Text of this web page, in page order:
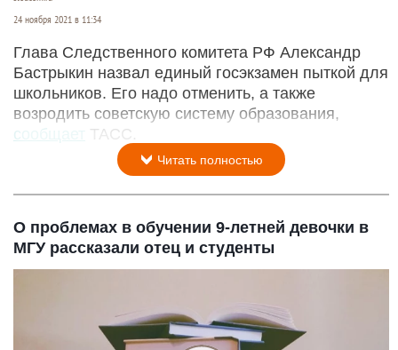
24 ноября 2021 в 11:34
Глава Следственного комитета РФ Александр
Бастрыкин назвал единый госэкзамен пыткой для
школьников. Его надо отменить, а также
возродить советскую систему образования,
сообщает
ТАСС.
Читать полностью
О проблемах в обучении 9-летней девочки в
МГУ рассказали отец и студенты